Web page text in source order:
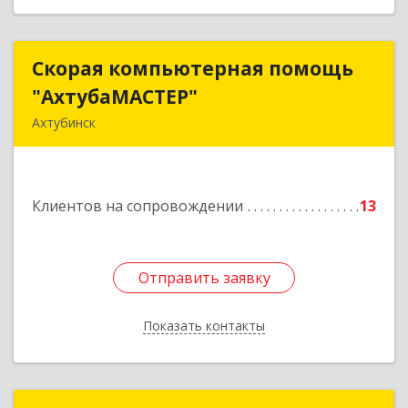
Скорая компьютерная помощь
"АхтубаМАСТЕР"
Ахтубинск
Клиентов на сопровождении 13
Отправить заявку
Показать контакты
Скорая компьютерная помощь
Подробнее
Отправить заявку
Назад